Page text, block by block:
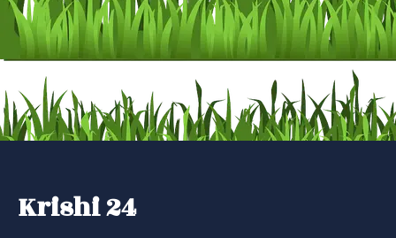
Krishi 24